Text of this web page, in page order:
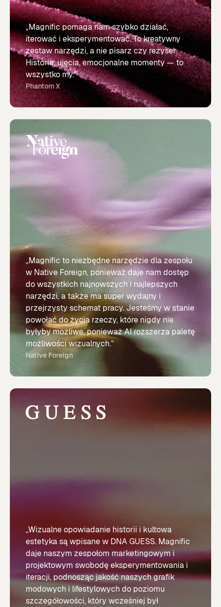
„Magnific pomaga nam szybko działać,
iterować i eksperymentować. To kreatywny
zestaw narzędzi, a nie pisarz czy reżyser.
Historia, ujęcia, emocjonalne momenty — to
wszystko my.”
Phantom X
„Magnific to niezbędne narzędzie dla zespołu
w Native Foreign, ponieważ daje nam dostęp
do wszystkich najnowszych i najlepszych
narzędzi, a także ma super wydajny i
przejrzysty schemat pracy. Jesteśmy w stanie
powołać do życia rzeczy, które nigdy nie
byłyby możliwe, ponieważ AI rozszerza paletę
możliwości wizualnych.”
Native Foreign
„Wizualne opowiadanie historii i kultowa
estetyka są wpisane w DNA GUESS. Magnific
daje naszym zespołom marketingowym i
projektowym swobodę eksperymentowania i
iteracji, podnosząc jakość naszych grafik
modowych i lifestylowych do poziomu
szczegółowości, który wcześniej był